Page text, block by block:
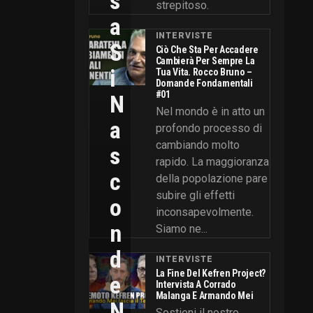
strepitoso.
INTERVISTE
Ciò Che Sta Per Accadere
Cambierà Per Sempre La
Tua Vita. Rocco Bruno –
Domande Fondamentali
#01
Nel mondo è in atto un
profondo processo di
cambiando molto
rapido. La maggioranza
della popolazione pare
subire gli effetti
inconsapevolmente.
Siamo ne...
INTERVISTE
La Fine Del Kefren Project?
Intervista A Corrado
Malanga E Armando Mei
A
S
I
N
A
S
C
O
N
D
E